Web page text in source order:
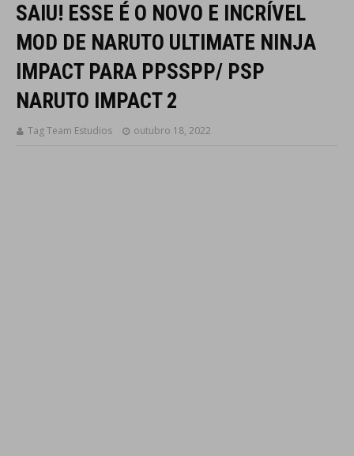
SAIU! ESSE É O NOVO E INCRÍVEL
MOD DE NARUTO ULTIMATE NINJA
IMPACT PARA PPSSPP/ PSP
NARUTO IMPACT 2
Tag Team Estudios outubro 18, 2022